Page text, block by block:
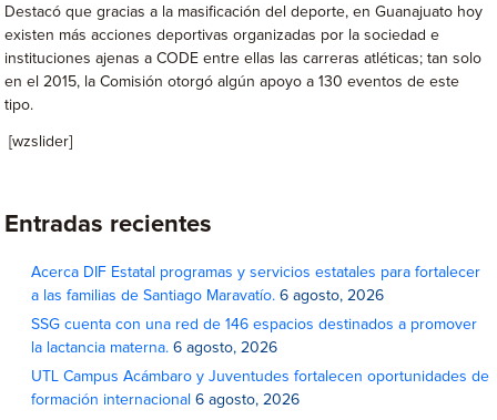
Destacó que gracias a la masificación del deporte, en Guanajuato hoy
existen más acciones deportivas organizadas por la sociedad e
instituciones ajenas a CODE entre ellas las carreras atléticas; tan solo
en el 2015, la Comisión otorgó algún apoyo a 130 eventos de este
tipo.
[wzslider]
Entradas recientes
Acerca DIF Estatal programas y servicios estatales para fortalecer
a las familias de Santiago Maravatío. 6 agosto, 2026
SSG cuenta con una red de 146 espacios destinados a promover
la lactancia materna. 6 agosto, 2026
UTL Campus Acámbaro y Juventudes fortalecen oportunidades de
formación internacional 6 agosto, 2026